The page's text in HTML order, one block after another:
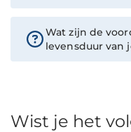
Wat zijn de
levensduur van
Wist je het